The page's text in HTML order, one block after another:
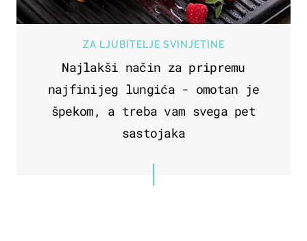
ZA LJUBITELJE SVINJETINE
Najlakši način za pripremu
najfinijeg lungića - omotan je
špekom, a treba vam svega pet
sastojaka